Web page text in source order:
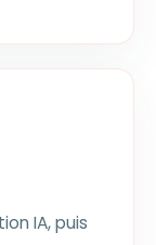
IA, puis